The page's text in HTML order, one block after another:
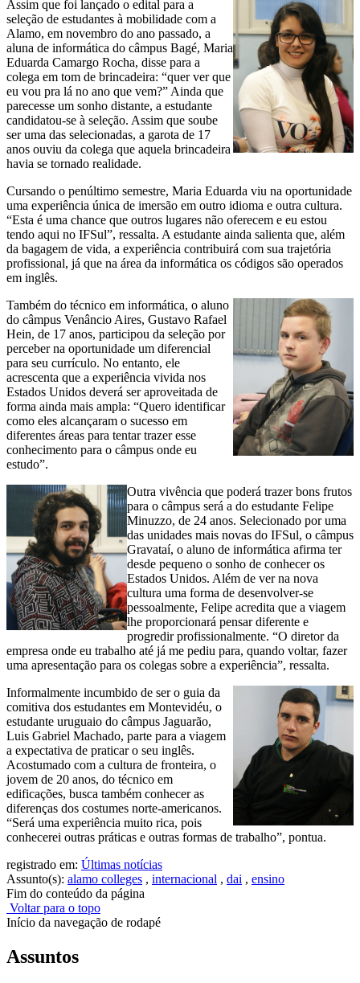
Assim que foi lançado o edital para a
seleção de estudantes à mobilidade com a
Alamo, em novembro do ano passado, a
aluna de informática do câmpus Bagé, Maria
Eduarda Camargo Rocha, disse para a
colega em tom de brincadeira: “quer ver que
eu vou pra lá no ano que vem?” Ainda que
parecesse um sonho distante, a estudante
candidatou-se à seleção. Assim que soube
ser uma das selecionadas, a garota de 17
anos ouviu da colega que aquela brincadeira
havia se tornado realidade.
Cursando o penúltimo semestre, Maria Eduarda viu na oportunidade
uma experiência única de imersão em outro idioma e outra cultura.
“Esta é uma chance que outros lugares não oferecem e eu estou
tendo aqui no IFSul”, ressalta. A estudante ainda salienta que, além
da bagagem de vida, a experiência contribuirá com sua trajetória
profissional, já que na área da informática os códigos são operados
em inglês.
Também do técnico em informática, o aluno
do câmpus Venâncio Aires, Gustavo Rafael
Hein, de 17 anos, participou da seleção por
perceber na oportunidade um diferencial
para seu currículo. No entanto, ele
acrescenta que a experiência vivida nos
Estados Unidos deverá ser aproveitada de
forma ainda mais ampla: “Quero identificar
como eles alcançaram o sucesso em
diferentes áreas para tentar trazer esse
conhecimento para o câmpus onde eu
estudo”.
Outra vivência que poderá trazer bons frutos
para o câmpus será a do estudante Felipe
Minuzzo, de 24 anos. Selecionado por uma
das unidades mais novas do IFSul, o câmpus
Gravataí, o aluno de informática afirma ter
desde pequeno o sonho de conhecer os
Estados Unidos. Além de ver na nova
cultura uma forma de desenvolver-se
pessoalmente, Felipe acredita que a viagem
lhe proporcionará pensar diferente e
progredir profissionalmente. “O diretor da
empresa onde eu trabalho até já me pediu para, quando voltar, fazer
uma apresentação para os colegas sobre a experiência”, ressalta.
Informalmente incumbido de ser o guia da
comitiva dos estudantes em Montevidéu, o
estudante uruguaio do câmpus Jaguarão,
Luis Gabriel Machado, parte para a viagem
a expectativa de praticar o seu inglês.
Acostumado com a cultura de fronteira, o
jovem de 20 anos, do técnico em
edificações, busca também conhecer as
diferenças dos costumes norte-americanos.
“Será uma experiência muito rica, pois
conhecerei outras práticas e outras formas de trabalho”, pontua.
registrado em: Últimas notícias
Assunto(s): alamo colleges , internacional , dai , ensino
Fim do conteúdo da página
Voltar para o topo
Início da navegação de rodapé
Assuntos